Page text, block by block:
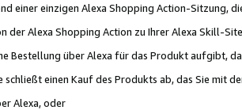
einer einzigen Alexa Shopping Action-Sitzung,
der Alexa Shopping Action zu Ihrer Alexa Skill-
Bestellung über Alexa für das Produkt aufgibt,
schließt einen Kauf des Produkts ab, das Sie mit
Alexa, oder